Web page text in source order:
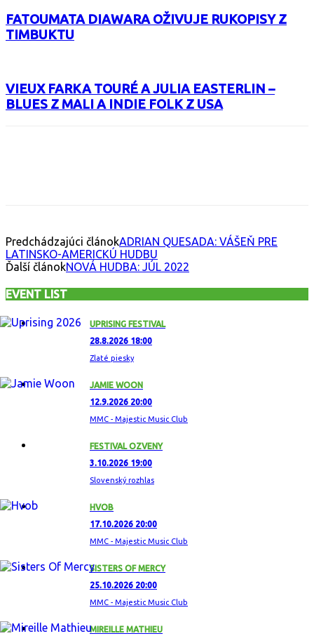
FATOUMATA DIAWARA OŽIVUJE RUKOPISY Z
TIMBUKTU
VIEUX FARKA TOURÉ A JULIA EASTERLIN –
BLUES Z MALI A INDIE FOLK Z USA
Predchádzajúci článokADRIAN QUESADA: VÁŠEŇ PRE
LATINSKO-AMERICKÚ HUDBU
Ďalší článokNOVÁ HUDBA: JÚL 2022
EVENT LIST
UPRISING FESTIVAL
28.8.2026 18:00
Zlaté piesky
JAMIE WOON
12.9.2026 20:00
MMC - Majestic Music Club
FESTIVAL OZVENY
3.10.2026 19:00
Slovenský rozhlas
HVOB
17.10.2026 20:00
MMC - Majestic Music Club
SISTERS OF MERCY
25.10.2026 20:00
MMC - Majestic Music Club
MIREILLE MATHIEU